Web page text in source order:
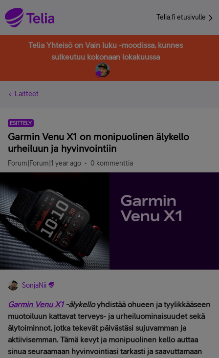
Telia.fi etusivulle
Telia Yhteisö on Vain luku -moodissa, kunnes
sulkeutuu kokonaan lokakuussa
Laitteet
ESITTELY
Garmin Venu X1 on monipuolinen älykello
urheiluun ja hyvinvointiin
Forum|Forum|1 year ago 0 kommenttia
SonjaNii
Garmin Venu X1-älykelloyhdistää ohueen ja tyylikkääseen
muotoiluun kattavat terveys- ja urheiluominaisuudet sekä
älytoiminnot, jotka tekevät päivästäsi sujuvamman ja
aktiivisemman. Tämä kevyt ja monipuolinen kello auttaa
sinua seuraamaan hyvinvointiasi tarkasti ja saavuttamaan